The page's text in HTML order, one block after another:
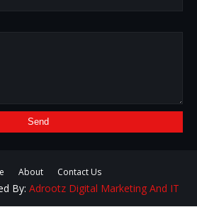
About Contact Us
By: Adrootz Digital Marketing And IT